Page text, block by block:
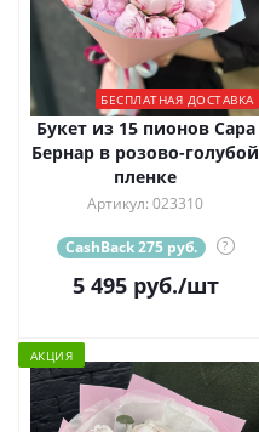
БЕСПЛАТНАЯ ДОСТАВКА
Букет из 15 пионов Сара
Бернар в розово-голубой
пленке
Артикул: 023310
CashBack 275 руб. ?
5 495руб./шт
АКЦИЯ